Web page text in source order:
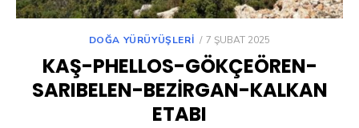
DOĞA YÜRÜYÜŞLERI
POSTED
7 ŞUBAT 2025
KAŞ-PHELLOS-GÖKÇEÖREN-
SARIBELEN-BEZIRGAN-KALKAN
ETABI